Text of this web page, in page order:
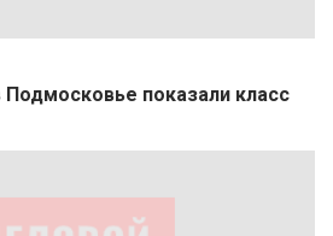
Подмосковье показали класс